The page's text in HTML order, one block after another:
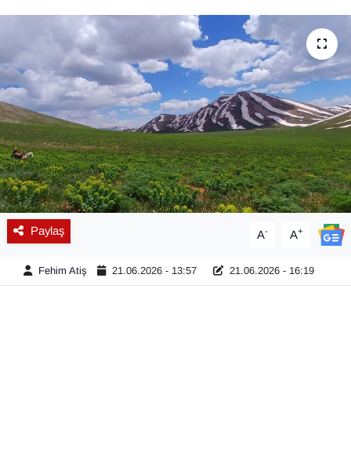
Paylaş A- A+
Fehim Atiş 21.06.2026 - 13:57 21.06.2026 - 16:19
Dernekler, Odalar
Diğer
DÜNYA
EĞİTİM
EKONOMİ
Eleman
Emlak
Haber Arşivi